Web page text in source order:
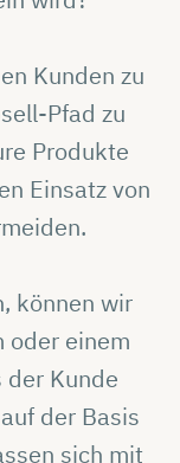
Kunden zu
Pfad zu
Produkte
Einsatz von
können wir
oder einem
Kunde
der Basis
sich mit